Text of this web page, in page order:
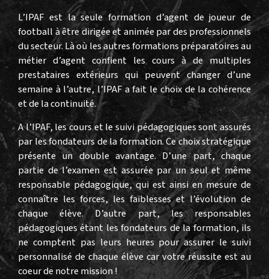
L’IPAF est la seule formation d’agent de joueur de
football à être dirigée et animée par des professionnels
du secteur. Là où les autres formations préparatoires au
métier d’agent confient les cours à de multiples
prestataires extérieurs qui peuvent changer d’une
semaine à l’autre, l’IPAF a fait le choix de la cohérence
et de la continuité.
A l’IPAF, les cours et le suivi pédagogiques sont assurés
par les fondateurs de la formation. Ce choix stratégique
présente un double avantage. D’une part, chaque
partie de l’examen est assurée par un seul et même
responsable pédagogique, qui est ainsi en mesure de
connaître les forces, les faiblesses et l’évolution de
chaque élève. D’autre part, les responsables
pédagogiques étant les fondateurs de la formation, ils
ne comptent pas leurs heures pour assurer le suivi
personnalisé de chaque élève car votre réussite est au
coeur de notre mission !